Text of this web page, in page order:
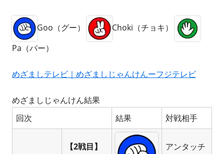
Goo（グー）
Choki（チョキ）
Pa（パー）
めざましテレビ｜めざましじゃんけんーフジテレビ
めざましじゃんけん結果
回次
結果 対戦相手
【2戦目】
アンタッチ